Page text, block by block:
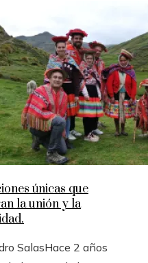
únicas que
la unión y la
SalasHace 2 años